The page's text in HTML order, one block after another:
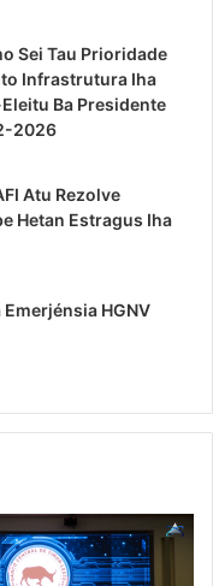
Sei Tau Prioridade
Infrastrutura Iha
Ba Presidente
2026
Atu Rezolve
Hetan Estragus Iha
Emerjénsia HGNV